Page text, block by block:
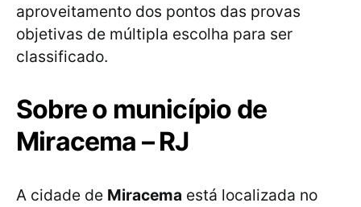
aproveitamento dos pontos das provas
objetivas de múltipla escolha para ser
classificado.
Sobre o município de
Miracema – RJ
A cidade de Miracema está localizada no